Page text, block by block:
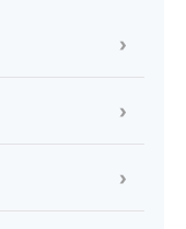
›
›
›